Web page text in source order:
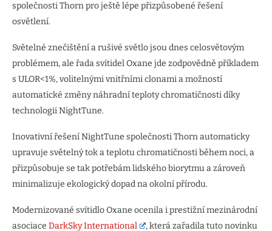
společnosti Thorn pro ještě lépe přizpůsobené řešení
osvětlení.
Světelné znečištění a rušivé světlo jsou dnes celosvětovým
problémem, ale řada svítidel Oxane jde zodpovědně příkladem
s ULOR<1%, volitelnými vnitřními clonami a možností
automatické změny náhradní teploty chromatičnosti díky
technologii NightTune.
Inovativní řešení NightTune společnosti Thorn automaticky
upravuje světelný tok a teplotu chromatičnosti během noci, a
přizpůsobuje se tak potřebám lidského biorytmu a zároveň
minimalizuje ekologický dopad na okolní přírodu.
Modernizované svítidlo Oxane ocenila i prestižní mezinárodní
asociace DarkSky International
, která zařadila tuto novinku